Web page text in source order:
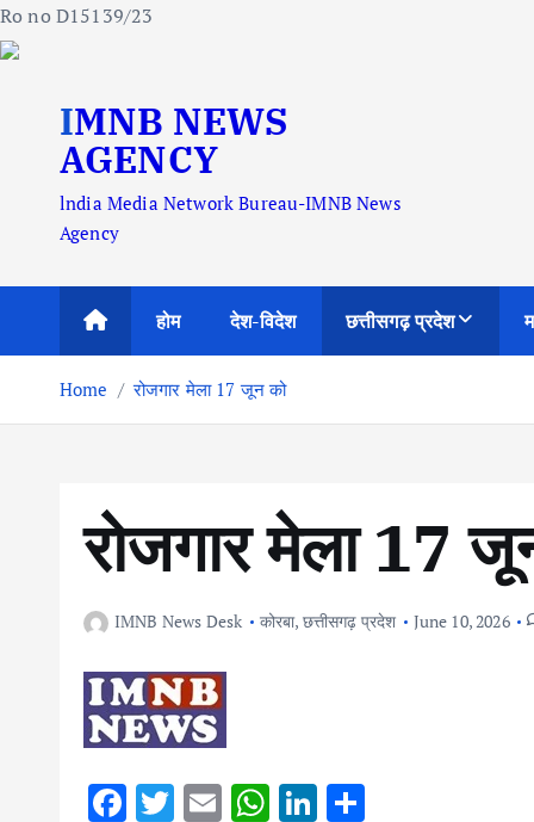
Ro no D15139/23
IMNB NEWS
AGENCY
lndia Media Network Bureau-IMNB News
Agency
होम देश-विदेश छत्तीसगढ़ प्रदेश
Home रोजगार मेला 17 जून को
रोजगार मेला 17
IMNB News Desk कोरबा, छत्तीसगढ़ प्रदेश June 10, 2026
F T E W Li